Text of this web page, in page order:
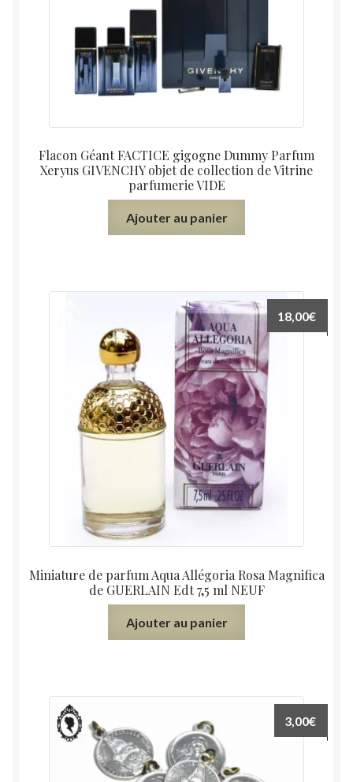
Flacon Géant FACTICE gigogne Dummy Parfum
Xeryus GIVENCHY objet de collection de Vitrine
parfumerie VIDE
Ajouter au panier
Miniature de parfum Aqua Allégoria Rosa Magnifica
de GUERLAIN Edt 7,5 ml NEUF
18,00€
Ajouter au panier
3,00€